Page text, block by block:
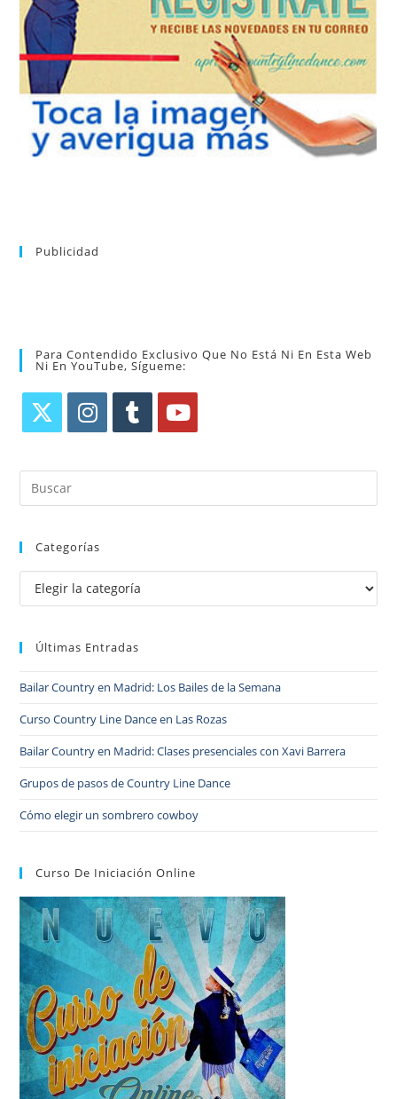
Tras registrarte tendrás acceso completo a la web. Puedes
consultar el directorio alfabético de vídeos tutoriales y
aprender la coreografía que más te apetezca. Recibirás en tu
correo la newsletter con las novedades tanto en el blog, como
de nuevos bailes. En cualquier momento puedes dar de baja
tu suscripción a la newsletter sin dejar de estar registrado.
Publicidad
Para Contendido Exclusivo Que No Está Ni En Esta Web
Ni En YouTube, Sígueme:
Categorías
Últimas Entradas
Bailar Country en Madrid: Los Bailes de la Semana
Curso Country Line Dance en Las Rozas
Bailar Country en Madrid: Clases presenciales con Xavi Barrera
Grupos de pasos de Country Line Dance
Cómo elegir un sombrero cowboy
Curso De Iniciación Online